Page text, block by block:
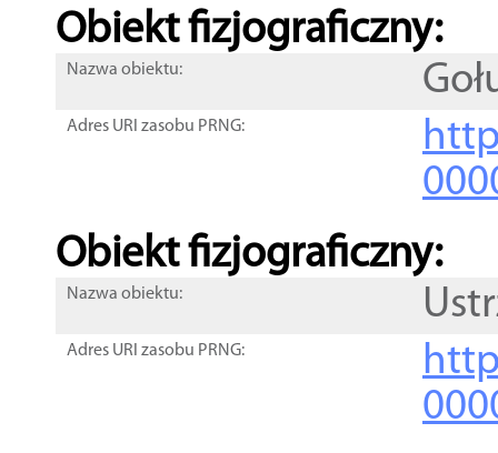
Obiekt fizjograficzny:
Nazwa obiektu:
Adres URI zasobu PRNG:
Obiekt fizjograficzny:
Nazwa obiektu:
Adres URI zasobu PRNG: